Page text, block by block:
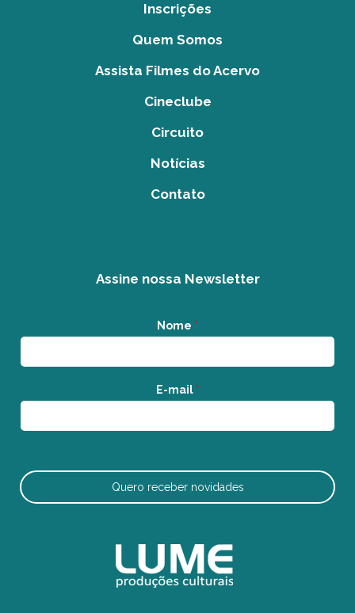
Inscrições
Quem Somos
Assista Filmes do Acervo
Cineclube
Circuito
Notícias
Contato
Assine nossa Newsletter
Nome *
E-mail *
Quero receber novidades